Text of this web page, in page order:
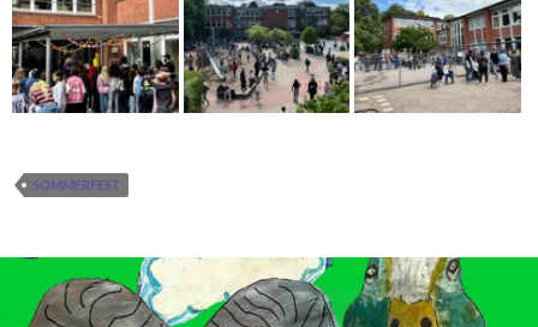
SOMMERFEST